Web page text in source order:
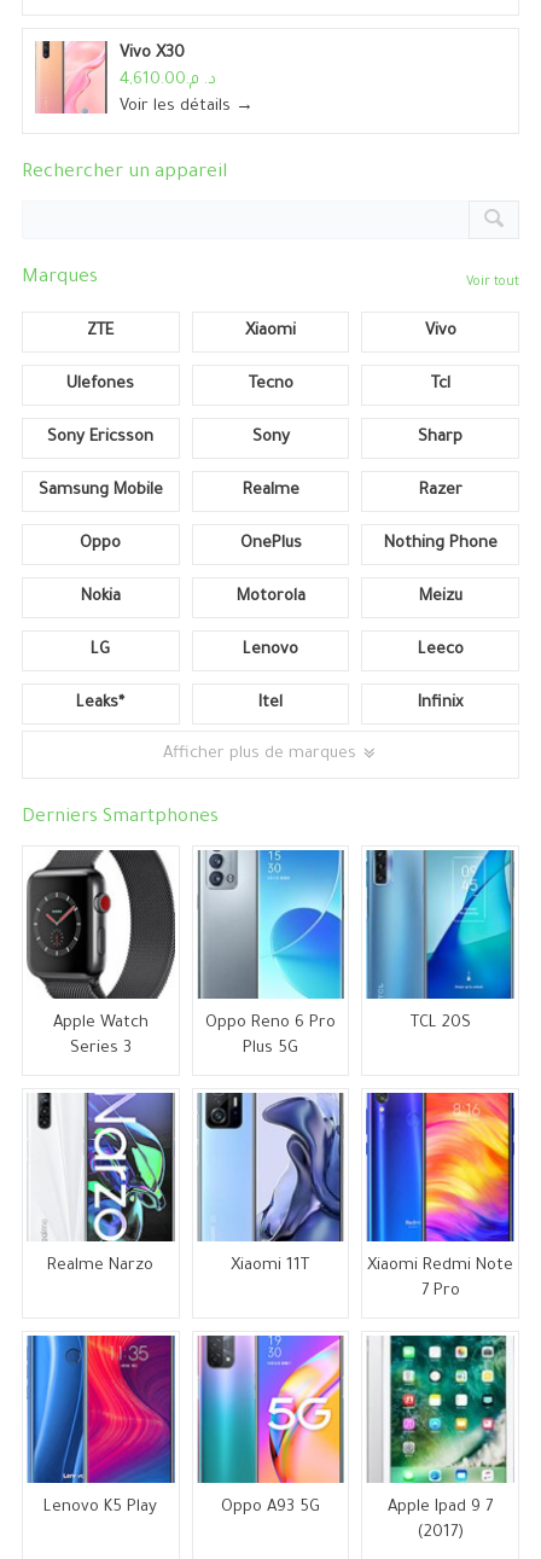
Vivo X30
د. م.4,610.00
Voir les détails →
Rechercher un appareil
Marques Voir tout
ZTE Xiaomi Vivo
Ulefones Tecno Tcl
Sony Ericsson Sony Sharp
Samsung Mobile Realme Razer
Oppo OnePlus Nothing Phone
Nokia Motorola Meizu
LG Lenovo Leeco
Leaks* Itel Infinix
Afficher plus de marques
Derniers Smartphones
Apple Watch
Series 3
Oppo Reno 6 Pro
Plus 5G
TCL 20S
Realme Narzo Xiaomi 11T
Xiaomi Redmi Note
7 Pro
Lenovo K5 Play Oppo A93 5G
Apple Ipad 9 7
(2017)